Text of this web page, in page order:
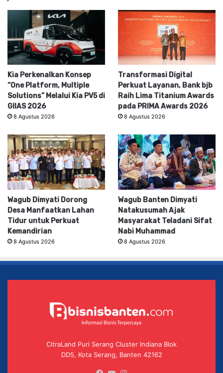
Kia Perkenalkan Konsep
“One Platform, Multiple
Solutions” Melalui Kia PV5 di
GIIAS 2026
8 Agustus 2026
Transformasi Digital
Perkuat Layanan, Bank bjb
Raih Lima Titanium Awards
pada PRIMA Awards 2026
8 Agustus 2026
Wagub Dimyati Dorong
Desa Manfaatkan Lahan
Tidur untuk Perkuat
Kemandirian
8 Agustus 2026
Wagub Banten Dimyati
Natakusumah Ajak
Masyarakat Teladani Sifat
Nabi Muhammad
8 Agustus 2026
CitraLand Puri Serang Cluster Indiana Blok
DD5, Kota Serang, Banten 42162